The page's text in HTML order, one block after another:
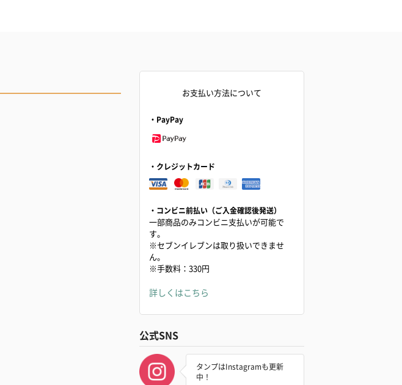
お支払い方法について
・PayPay
・クレジットカード
・コンビニ前払い（ご入金確認後発送）
一部商品のみコンビニ支払いが可能で
す。
※セブンイレブンは取り扱いできませ
ん。
※手数料：330円
詳しくはこちら
公式SNS
タンプはInstagramも更新
中！